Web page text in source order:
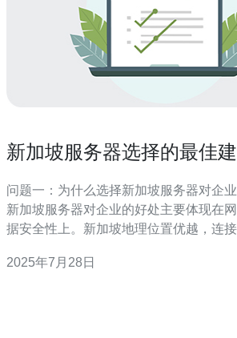
新加坡服务器选择的最佳
问题一：为什么选择新加坡服务器对企
新加坡服务器对企业的好处主要体现在
据安全性上。新加坡地理位置优越，连
高用户体验。此外，新加坡对数据隐私的
2025年7月28日